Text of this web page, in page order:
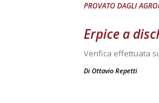
PROVATO DAGLI
Erpice a
Verifica effettuata
Di Ottavio Repetti -